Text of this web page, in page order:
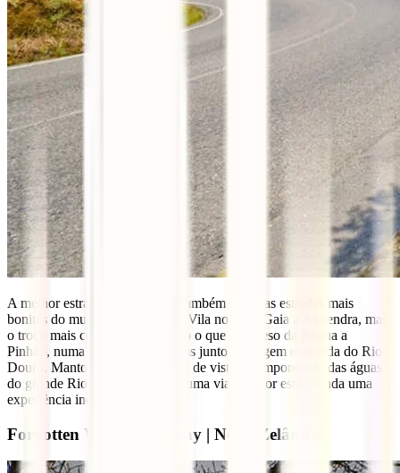
A melhor estrada portuguesa é também uma das estradas mais
bonitas do mundo. A N222 liga Vila nova de Gaia a Almendra, mas
o troço mais conhecido é mesmo o que liga Peso da Régua a
Pinhão, numa extensão de 27kms junto à margem esquerda do Rio
Douro. Mantos verdes de perder de vista e a imponência das águas
do grande Rio Douro fazem de uma viagem por esta estrada uma
experiência inesquecível.
Forgotten World Highway | Nova Zelândia